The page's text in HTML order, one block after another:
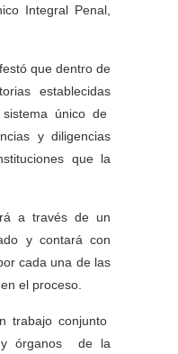
Integral Penal,
que dentro de
establecidas
único de
y diligencias
que la
a través de un
y contará con
cada una de las
el proceso.
trabajo conjunto
y órganos de la